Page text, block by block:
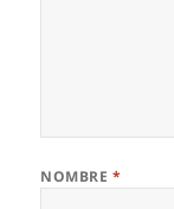
NOMBRE *